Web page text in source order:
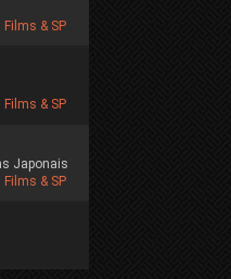
Films & SP
Films & SP
Japonais
Films & SP